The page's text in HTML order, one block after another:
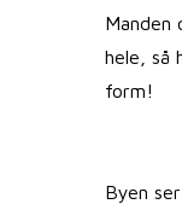
Manden
hele, så
form!
Byen